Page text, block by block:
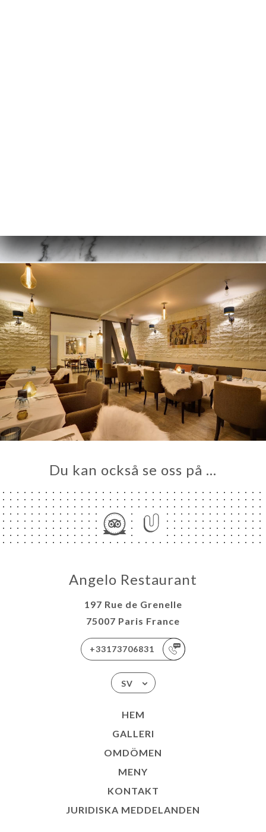
Du kan också se oss på …
Angelo Restaurant
197 Rue de Grenelle
75007 Paris France
+33173706831
SV
HEM
GALLERI
OMDÖMEN
MENY
KONTAKT
JURIDISKA MEDDELANDEN